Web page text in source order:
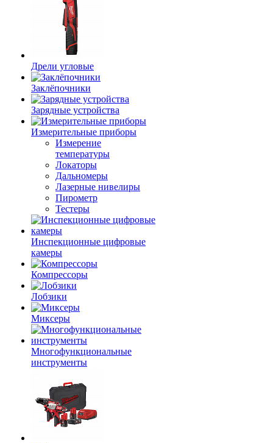
Дрели угловые
Заклёпочники
Зарядные устройства
Измерительные приборы
Измерение
температуры
Локаторы
Дальномеры
Лазерные нивелиры
Пирометр
Тестеры
Инспекционные цифровые
камеры
Компрессоры
Лобзики
Миксеры
Многофункциональные
инструменты